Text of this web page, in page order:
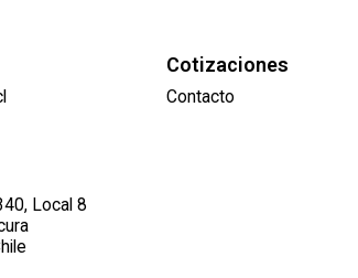
Local 8
Cotizaciones
Contacto